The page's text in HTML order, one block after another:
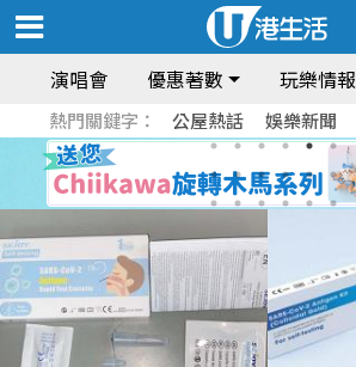
演唱會 優惠著數 玩樂情報
熱門關鍵字： 公屋熱話 娛樂新聞